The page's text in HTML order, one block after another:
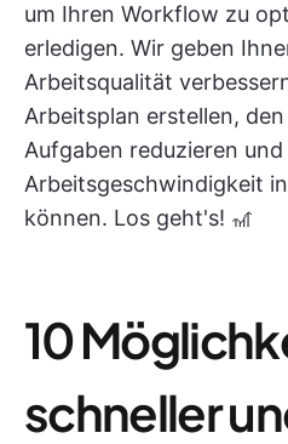
um Ihren Workflow zu
erledigen. Wir geben
Arbeitsqualität
Arbeitsplan erstellen,
Aufgaben reduzieren und
Arbeitsgeschwindigkeit
können. Los geht's! 🎢
10
schneller